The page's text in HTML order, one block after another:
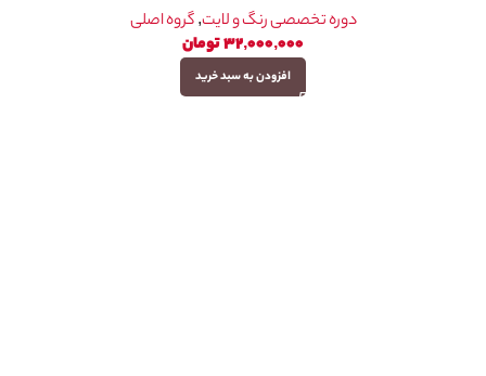
دوره تخصصی رنگ و لایت,گروه اصلی
۳۲,۰۰۰,۰۰۰تومان
افزودن به سبد خرید